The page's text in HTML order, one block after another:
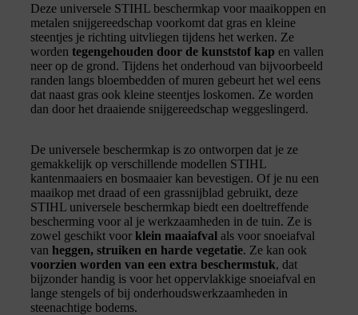
Deze universele STIHL beschermkap voor maaikoppen en
metalen snijgereedschap voorkomt dat gras en kleine
steentjes je richting uitvliegen tijdens het werken. Ze
worden tegengehouden door de kunststof kap en vallen
neer op de grond. Tijdens het onderhoud van bijvoorbeeld
randen langs bloembedden of muren gebeurt het wel eens
dat naast gras ook kleine steentjes loskomen. Ze worden
dan door het draaiende snijgereedschap weggeslingerd.
De universele beschermkap is zo ontworpen dat je ze
gemakkelijk op verschillende modellen STIHL
kantenmaaiers en bosmaaier kan bevestigen. Of je nu een
maaikop met draad of een grassnijblad gebruikt, deze
STIHL universele beschermkap biedt een doeltreffende
bescherming voor al je werkzaamheden in de tuin. Ze is
zowel geschikt voor klein maaiafval als voor snoeiafval
van heggen, struiken en harde vegetatie. Ze kan ook
voorzien worden van een extra beschermstuk, dat
bijzonder handig is voor het oppervlakkige snoeiafval en
lange stengels of bij onderhoudswerkzaamheden in
steenachtige bodems.